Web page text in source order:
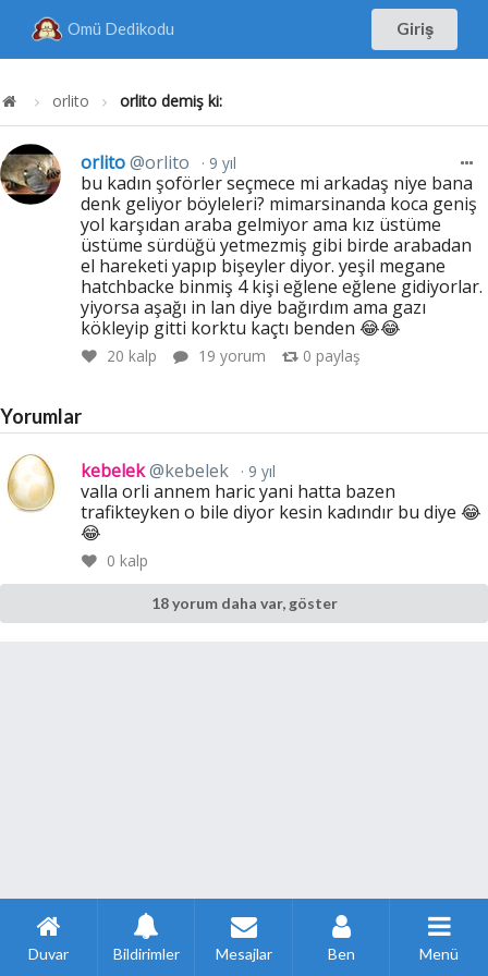
Omü Dedikodu Giriş
orlito orlito demiş ki:
orlito@orlito 9 yıl
bu kadın şoförler seçmece mi arkadaş niye bana
denk geliyor böyleleri? mimarsinanda koca geniş
yol karşıdan araba gelmiyor ama kız üstüme
üstüme sürdüğü yetmezmiş gibi birde arabadan
el hareketi yapıp bişeyler diyor. yeşil megane
hatchbacke binmiş 4 kişi eğlene eğlene gidiyorlar.
yiyorsa aşağı in lan diye bağırdım ama gazı
kökleyip gitti korktu kaçtı benden 😂😂
20 kalp 19 yorum 0 paylaş
Yorumlar
kebelek@kebelek 9 yıl
valla orli annem haric yani hatta bazen
trafikteyken o bile diyor kesin kadındır bu diye 😂
😂
0 kalp
18 yorum daha var, göster
Duvar Bildirimler Mesajlar Ben Menü